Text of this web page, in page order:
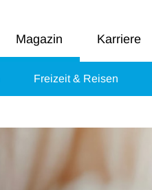
Magazin Karriere
Freizeit & Reisen